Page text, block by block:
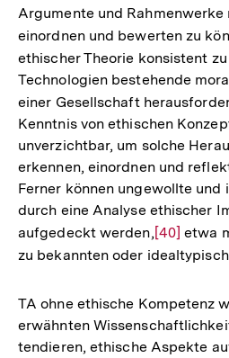
Argumente und Rahmenwerke
einordnen und bewerten zu
ethischer Theorie konsistent
Technologien bestehende
einer Gesellschaft
Kenntnis von ethischen
unverzichtbar, um solche
erkennen, einordnen und
Ferner können ungewollte
durch eine Analyse ethischer
aufgedeckt werden,Zur
Auflösung
Fußnote
[40] etwa
zu bekannten oder
TA ohne ethische Kompetenz
erwähnten
tendieren, ethische Aspekte